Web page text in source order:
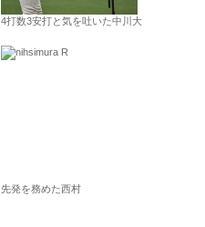
4打数3安打と気を吐いた中川大
先発を務めた西村